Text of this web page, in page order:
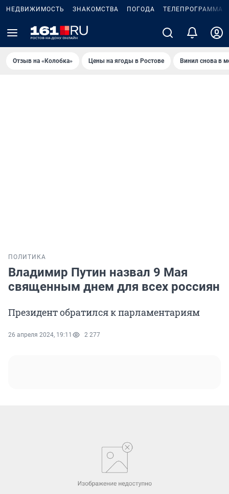
НЕДВИЖИМОСТЬ ЗНАКОМСТВА ПОГОДА ТЕЛЕПРОГРАММА
Отзыв на «Колобка» Цены на ягоды в Ростове Винил снова в
ПОЛИТИКА
Владимир Путин назвал 9 Мая
священным днем для всех россиян
Президент обратился к парламентариям
26 апреля 2024, 19:11 2 277